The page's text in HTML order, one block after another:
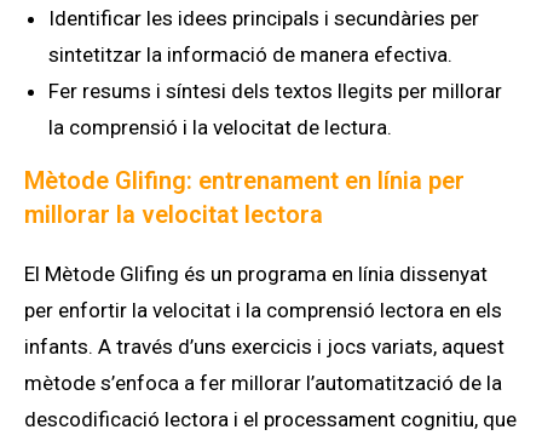
Identificar les idees principals i secundàries per
sintetitzar la informació de manera efectiva.
Fer resums i síntesi dels textos llegits per millorar
la comprensió i la velocitat de lectura.
Mètode Glifing: entrenament en línia per
millorar la velocitat lectora
El Mètode Glifing és un programa en línia dissenyat
per enfortir la velocitat i la comprensió lectora en els
infants. A través d’uns exercicis i jocs variats, aquest
mètode s’enfoca a fer millorar l’automatització de la
descodificació lectora i el processament cognitiu, que